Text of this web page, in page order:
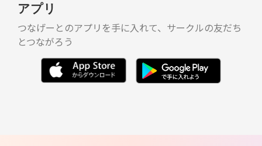
アプリ
つなげーとのアプリを手に入れて、サークルの友だち
とつながろう